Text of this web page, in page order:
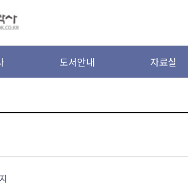
도서안내 자료실